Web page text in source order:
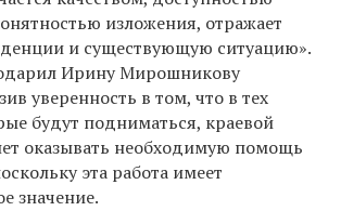
изложения, отражает
и существующую ситуацию».
Ирину Мирошникову
уверенность в том, что в тех
будут подниматься, краевой
оказывать необходимую помощь
эта работа имеет
значение.